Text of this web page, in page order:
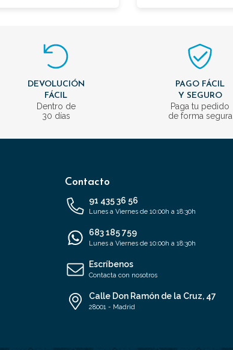
DEVOLUCIÓN
FÁCIL
Dentro de
30 días
PAGO FÁCIL
Y SEGURO
Paga tu pedido
de forma segura
Contacto
91 435 36 56
Lunes a Viernes de 10:00h a 18:30h
683 185 759
Lunes a Viernes de 10:00h a 18:30h
Escríbenos
Contacta con nosotros
Calle Don Ramón de la Cruz, 47
28001 - Madrid